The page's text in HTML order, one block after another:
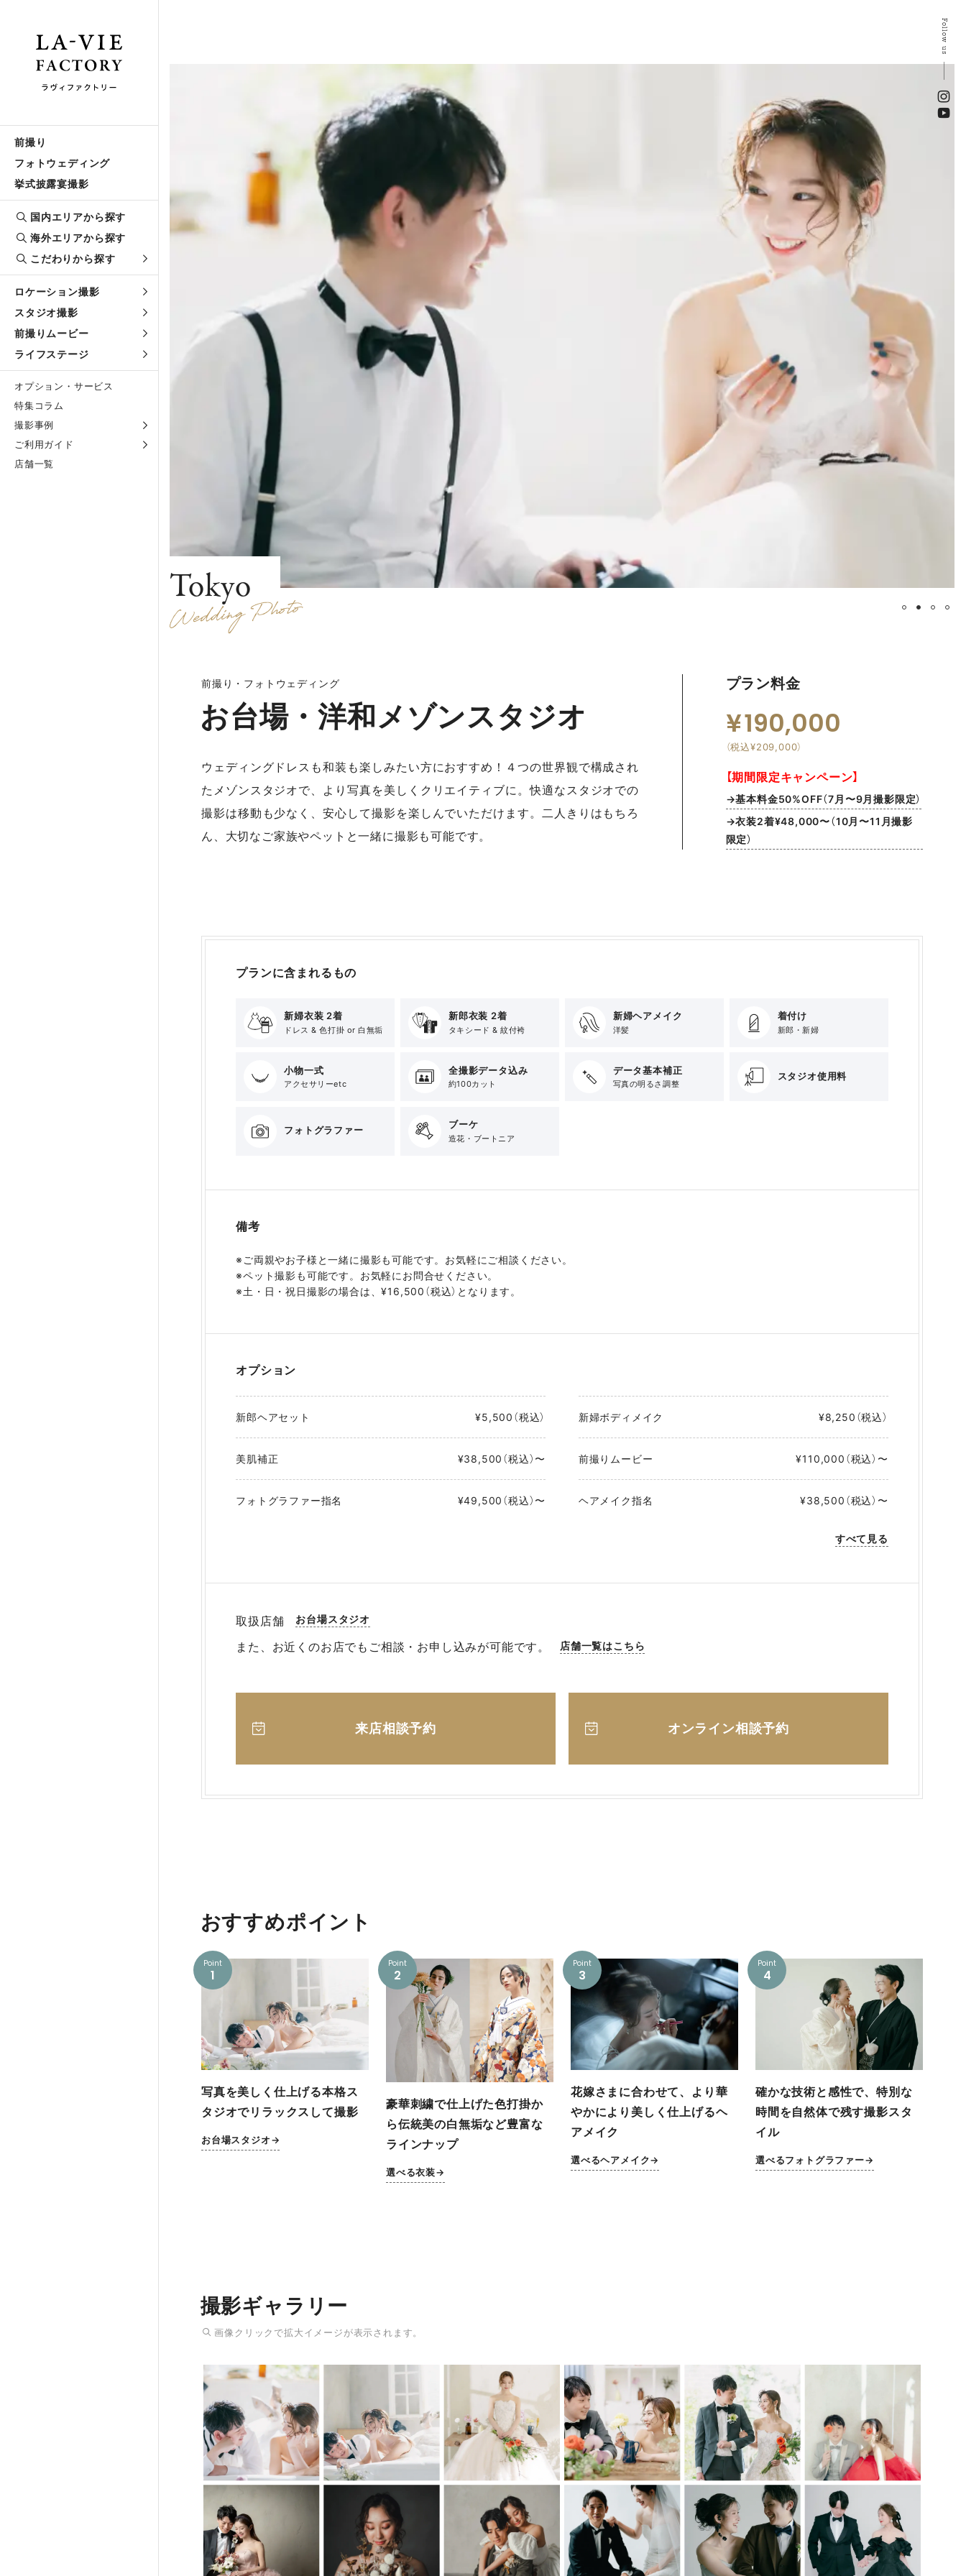
前撮り
フォトウェディング
挙式披露宴撮影
国内エリアから探す
海外エリアから探す
こだわりから探す
ロケーション撮影
スタジオ撮影
前撮りムービー
ライフステージ
オプション・サービス
特集コラム
撮影事例
ご利用ガイド
店舗一覧
Tokyo
Follow us
前撮り・フォトウェディング
お台場・洋和メゾンスタジオ
ウェディングドレスも和装も楽しみたい方におすすめ！４つの世界観で構成され
たメゾンスタジオで、より写真を美しくクリエイティブに。快適なスタジオでの
撮影は移動も少なく、安心して撮影を楽しんでいただけます。二人きりはもちろ
ん、大切なご家族やペットと一緒に撮影も可能です。
プラン料金
190,000
（税込¥209,000）
【期間限定キャンペーン】
→基本料金50%OFF（7月〜9月撮影限定）
→衣装2着¥48,000〜（10月〜11月撮影
限定）
プランに含まれるもの
新婦衣装 2着
ドレス & 色打掛 or 白無垢
新郎衣装 2着
タキシード & 紋付袴
新婦ヘアメイク
洋髪
着付け
新郎・新婦
小物一式
アクセサリーetc
全撮影データ込み
約100カット
データ基本補正
写真の明るさ調整
スタジオ使用料
フォトグラファー ブーケ
造花・ブートニア
備考
※ご両親やお子様と一緒に撮影も可能です。お気軽にご相談ください。
※ペット撮影も可能です。お気軽にお問合せください。
※土・日・祝日撮影の場合は、¥16,500（税込）となります。
オプション
新郎ヘアセット ¥5,500（税込） 新婦ボディメイク ¥8,250（税込）
美肌補正 ¥38,500（税込）〜 前撮りムービー ¥110,000（税込）〜
フォトグラファー指名 ¥49,500（税込）〜 ヘアメイク指名 ¥38,500（税込）〜
すべて見る
取扱店舗 お台場スタジオ
また、お近くのお店でもご相談・お申し込みが可能です。 店舗一覧はこちら
来店相談予約 オンライン相談予約
おすすめポイント
Point
1
写真を美しく仕上げる本格ス
タジオでリラックスして撮影
お台場スタジオ→
Point
2
豪華刺繍で仕上げた色打掛か
ら伝統美の白無垢など豊富な
ラインナップ
選べる衣装→
Point
3
花嫁さまに合わせて、より華
やかにより美しく仕上げるヘ
アメイク
選べるヘアメイク→
Point
4
確かな技術と感性で、特別な
時間を自然体で残す撮影スタ
イル
選べるフォトグラファー→
撮影ギャラリー
画像クリック で拡大イメージが表示されます。